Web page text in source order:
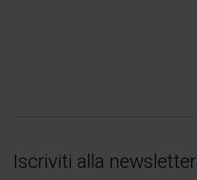
Iscriviti alla newsletter